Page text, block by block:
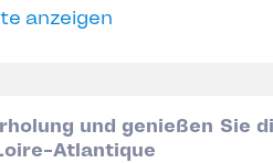
anzeigen
und genießen Sie
Atlantique